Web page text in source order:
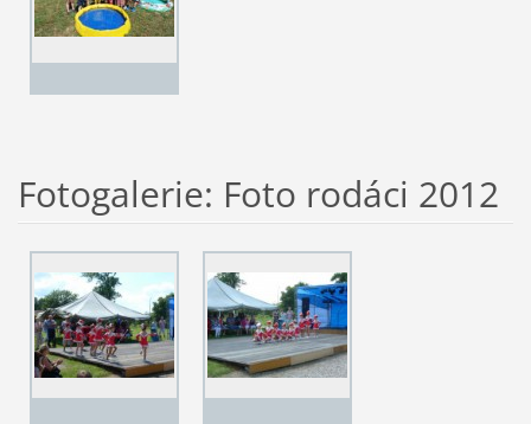
Fotogalerie: Foto rodáci 2012